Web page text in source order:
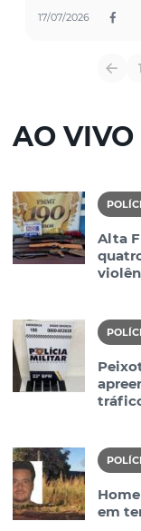
17/07/2026
1
AO VIVO
Alta
em